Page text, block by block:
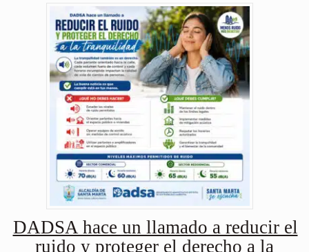
DADSA hace un llamado a reducir el
ruido y proteger el derecho a la